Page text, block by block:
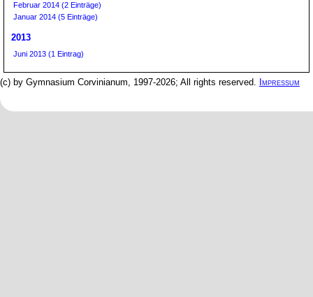
Februar 2014 (2 Einträge)
Januar 2014 (5 Einträge)
2013
Juni 2013 (1 Eintrag)
(c) by Gymnasium Corvinianum, 1997-2026; All rights reserved. Impressum